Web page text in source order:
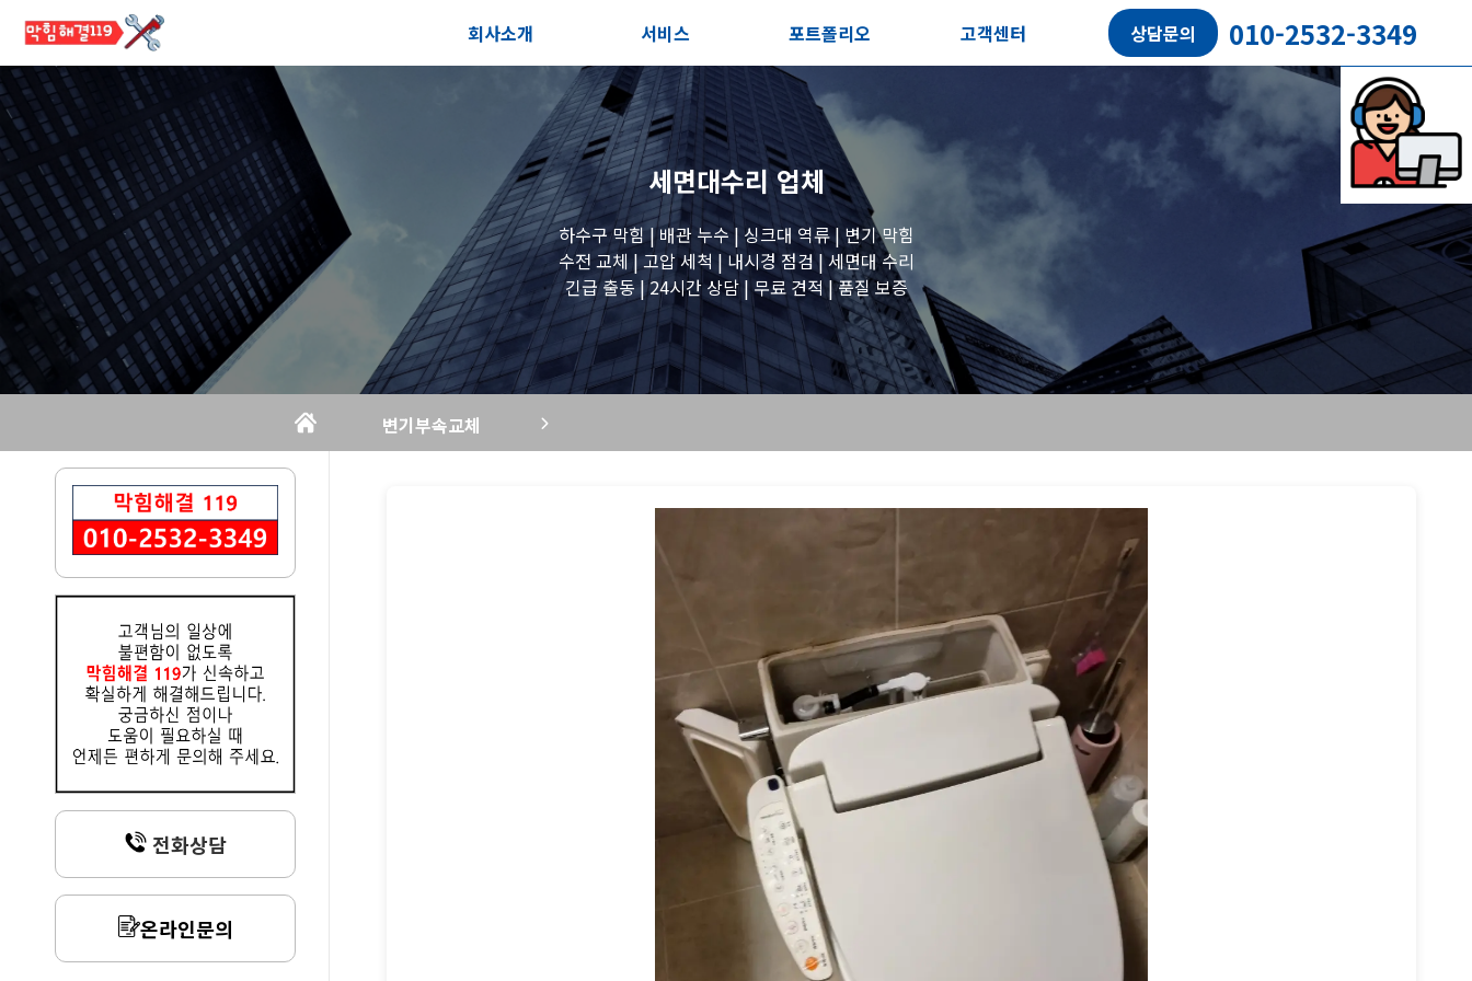
회사소개
공지사항
오시는길
서비스
서비스안내
포스트
포트폴리오
전체보기
세면대 작업
변기 작업
욕조 작업
원룸 수전 작업
고객센터
고객후기
상담문의 010-2532-3349
세면대수리업체
하수구 막힘 | 배관 누수 | 싱크대 역류 | 변기 막힘
수전 교체 | 고압 세척 | 내시경 점검 | 세면대 수리
긴급 출동 | 24시간 상담 | 무료 견적 | 품질 보증
변기부속교체
전화상담
온라인문의